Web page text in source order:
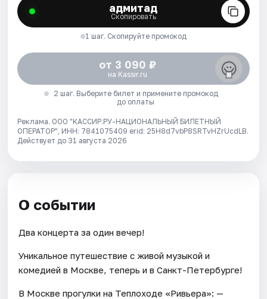
адмитад
Скопировать
1 шаг. Скопируйте промокод
от 3 090 ₽
на Kassir.ru
2 шаг. Выберите билет и примените промокод
до оплаты
Реклама. ООО "КАССИР.РУ-НАЦИОНАЛЬНЫЙ БИЛЕТНЫЙ
ОПЕРАТОР", ИНН: 7841075409 erid: 25H8d7vbP8SRTvHZrUcdLB.
Действует до 31 августа 2026
О событии
Два концерта за один вечер!
Уникальное путешествие с живой музыкой и
комедией в Москве, теперь и в Санкт-Петербурге!
В Москве прогулки на Теплоходе «Ривьера»: —